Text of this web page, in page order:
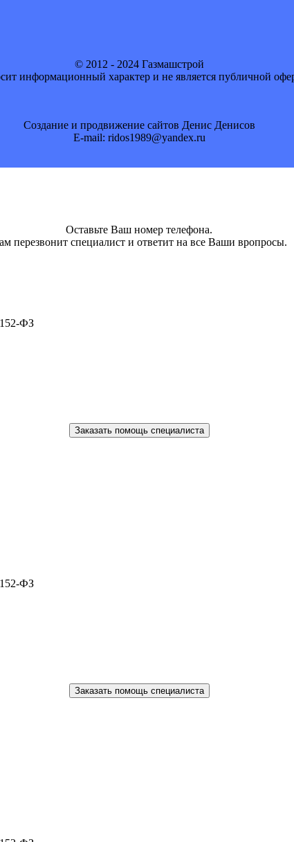
© 2012 - 2024 Газмашстрой
информационный характер и не является публичной
Создание и продвижение сайтов Денис Денисов
E-mail: ridos1989@yandex.ru
Оставьте Ваш номер телефона.
перезвонит специалист и ответит на все Ваши вропросы.
152-ФЗ
Заказать помощь специалиста
152-ФЗ
Заказать помощь специалиста